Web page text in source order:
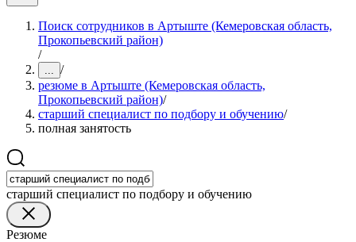
Поиск сотрудников в Артыште (Кемеровская область,
Прокопьевский район)
/
... /
резюме в Артыште (Кемеровская область,
Прокопьевский район)/
старший специалист по подбору и обучению/
полная занятость
старший специалист по подбору и обучению
Резюме